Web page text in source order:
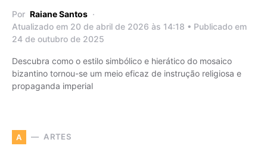
Por Raiane Santos
Atualizado em 20 de abril de 2026 às 14:18 • Publicado em
24 de outubro de 2025
Descubra como o estilo simbólico e hierático do mosaico
bizantino tornou-se um meio eficaz de instrução religiosa e
propaganda imperial
A ARTES